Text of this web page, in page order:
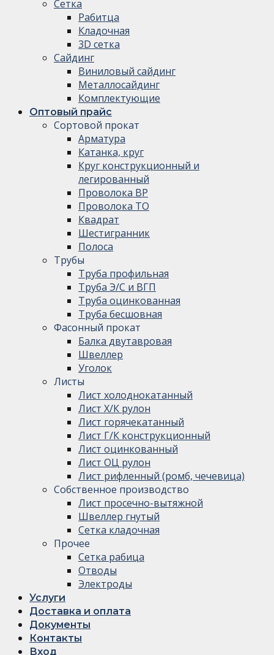
Сетка
Рабитца
Кладочная
3D сетка
Сайдинг
Виниловый сайдинг
Металлосайдинг
Комплектующие
Оптовый прайс
Сортовой прокат
Арматура
Катанка, круг
Круг конструкционный и
легированный
Проволока ВР
Проволока ТО
Квадрат
Шестигранник
Полоса
Трубы
Труба профильная
Труба Э/С и ВГП
Труба оцинкованная
Труба бесшовная
Фасонный прокат
Балка двутавровая
Швеллер
Уголок
Листы
Лист холоднокатанный
Лист Х/К рулон
Лист горячекатанный
Лист Г/К конструкционный
Лист оцинкованный
Лист ОЦ рулон
Лист рифленный (ромб, чечевица)
Собственное производство
Лист просечно-вытяжной
Швеллер гнутый
Сетка кладочная
Прочее
Сетка рабица
Отводы
Электроды
Услуги
Доставка и оплата
Документы
Контакты
Вход